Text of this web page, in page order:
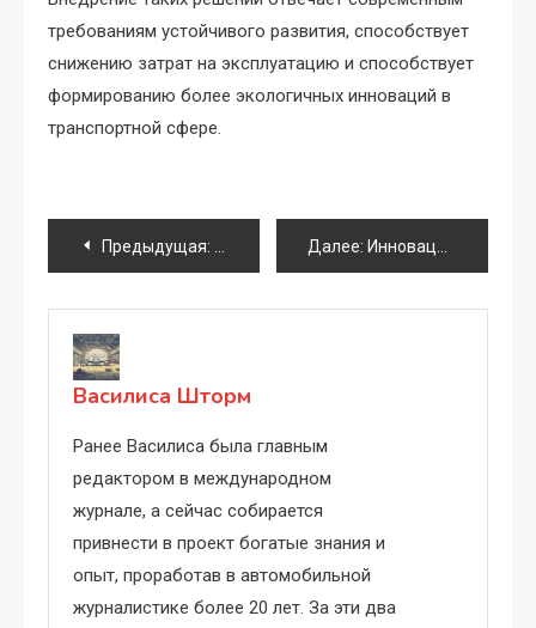
требованиям устойчивого развития, способствует
снижению затрат на эксплуатацию и способствует
формированию более экологичных инноваций в
транспортной сфере.
Навигация
по
записям
Предыдущая: Инновационные материалы и
Далее: Инновационные материалы и технологии: как выбрать экологичный ковш для экскаватора.
Василиса Шторм
Ранее Василиса была главным
редактором в международном
журнале, а сейчас собирается
привнести в проект богатые знания и
опыт, проработав в автомобильной
журналистике более 20 лет. За эти два